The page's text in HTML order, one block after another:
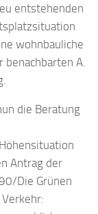
entstehenden
wohnbauliche
A.
die Beratung
Antrag der
Die Grünen